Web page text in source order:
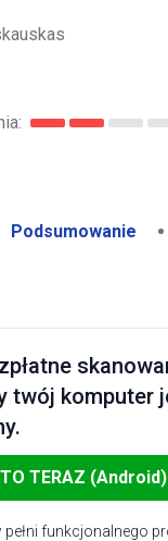
Podsumowanie
twój komputer
TERAZ (Android)
pełni funkcjonalnego